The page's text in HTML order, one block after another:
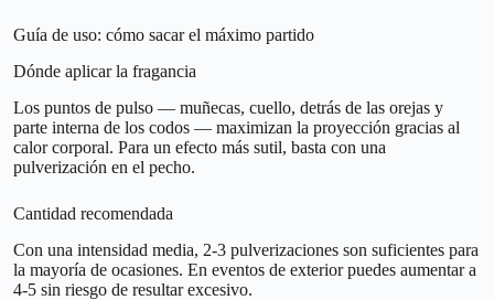
Guía de uso: cómo sacar el máximo partido
Dónde aplicar la fragancia
Los puntos de pulso — muñecas, cuello, detrás de las orejas y
parte interna de los codos — maximizan la proyección gracias al
calor corporal. Para un efecto más sutil, basta con una
pulverización en el pecho.
Cantidad recomendada
Con una intensidad media, 2-3 pulverizaciones son suficientes para
la mayoría de ocasiones. En eventos de exterior puedes aumentar a
4-5 sin riesgo de resultar excesivo.